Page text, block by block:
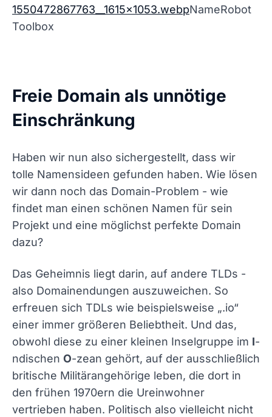
1550472867763__1615x1053.webpNameRobot
Toolbox
Freie Domain als unnötige
Einschränkung
Haben wir nun also sichergestellt, dass wir
tolle Namensideen gefunden haben. Wie lösen
wir dann noch das Domain-Problem - wie
findet man einen schönen Namen für sein
Projekt und eine möglichst perfekte Domain
dazu?
Das Geheimnis liegt darin, auf andere TLDs -
also Domainendungen auszuweichen. So
erfreuen sich TDLs wie beispielsweise „.io“
einer immer größeren Beliebtheit. Und das,
obwohl diese zu einer kleinen Inselgruppe im I-
ndischen O-zean gehört, auf der ausschließlich
britische Militärangehörige leben, die dort in
den frühen 1970ern die Ureinwohner
vertrieben haben. Politisch also vielleicht nicht